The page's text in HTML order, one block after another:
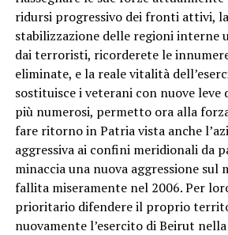
ridursi progressivo dei fronti attivi,
stabilizzazione delle regioni interne
dai terroristi, ricorderete le
eliminate, e la reale vitalità
sostituisce i veterani con nuove
più numerosi, permetto ora alla
fare ritorno in Patria vista anche
aggressiva ai confini meridionali da
minaccia una nuova aggressione sul
fallita miseramente nel 2006. Per
prioritario difendere il proprio
nuovamente l’esercito di Beirut